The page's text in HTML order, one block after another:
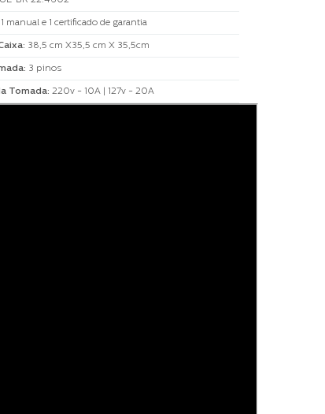
1 manual e 1 certificado de garantia
: 38,5 cm X35,5 cm X 35,5cm
: 3 pinos
Tomada: 220v - 10A | 127v - 20A